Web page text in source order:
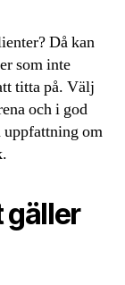
Då kan
som inte
titta på. Välj
och i god
uppfattning om
gäller